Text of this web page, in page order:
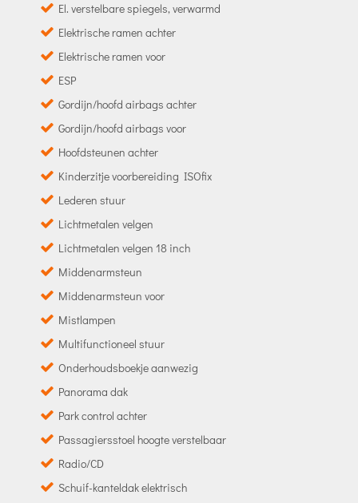
El. verstelbare spiegels, verwarmd
Elektrische ramen achter
Elektrische ramen voor
ESP
Gordijn/hoofd airbags achter
Gordijn/hoofd airbags voor
Hoofdsteunen achter
Kinderzitje voorbereiding ISOfix
Lederen stuur
Lichtmetalen velgen
Lichtmetalen velgen 18 inch
Middenarmsteun
Middenarmsteun voor
Mistlampen
Multifunctioneel stuur
Onderhoudsboekje aanwezig
Panorama dak
Park control achter
Passagiersstoel hoogte verstelbaar
Radio/CD
Schuif-kanteldak elektrisch